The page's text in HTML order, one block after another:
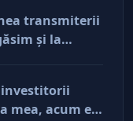
transmiterii
şi la
investitorii
mea, acum e